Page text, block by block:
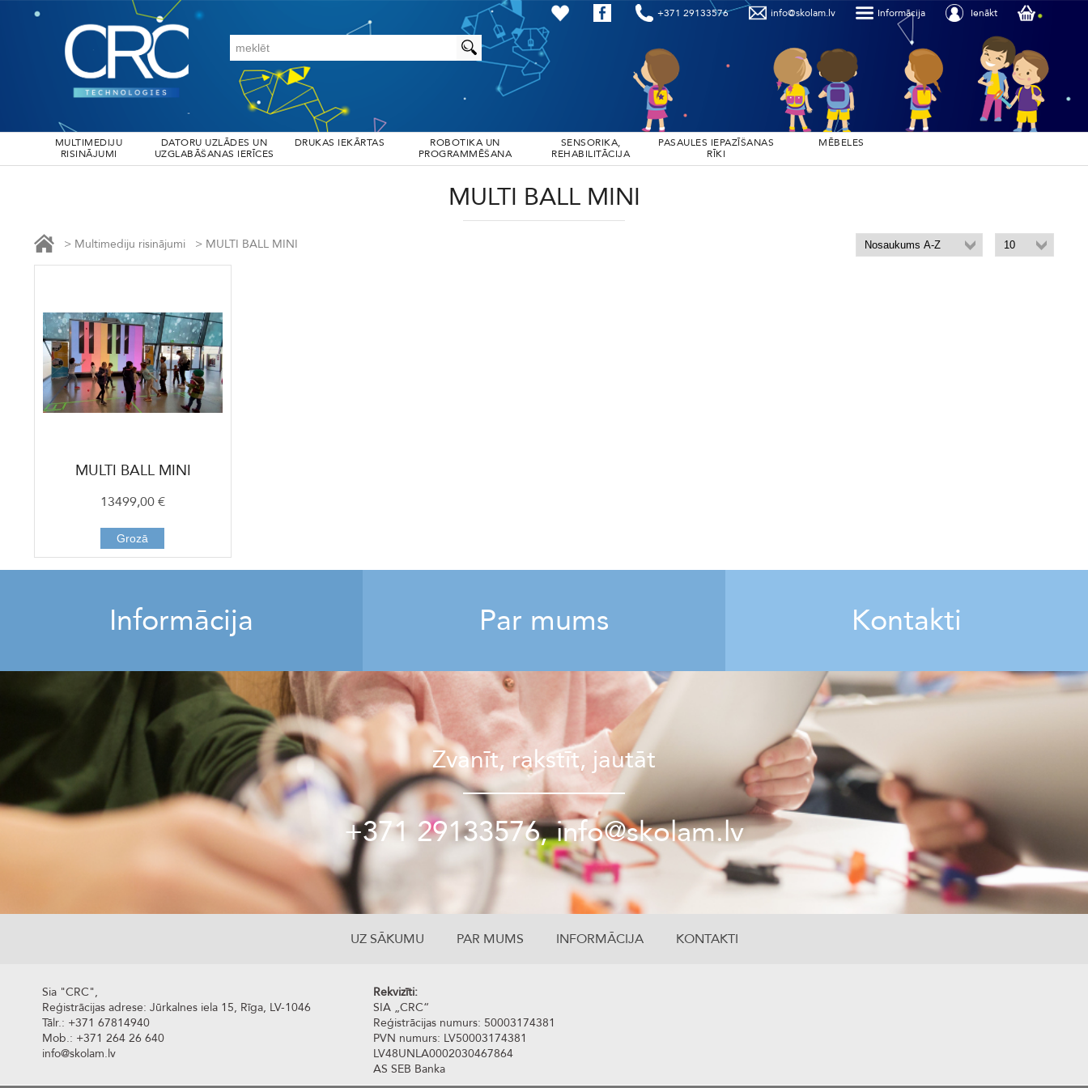
+371 29133576 info@skolam.lv Informācija Ienākt
MULTIMEDIJU
RISINĀJUMI
DATORU UZLĀDES UN
UZGLABĀŠANAS IERĪCES
DRUKAS IEKĀRTAS
ROBOTIKA UN
PROGRAMMĒŠANA
SENSORIKA,
REHABILITĀCIJA
PASAULES IEPAZĪŠANAS
RĪKI
MĒBELES
MULTI BALL MINI
> Multimediju risinājumi > MULTI BALL MINI
MULTI BALL MINI
13499,00 €
Grozā
Informācija Par mums Kontakti
Zvanīt, rakstīt, jautāt
+371 29133576, info@skolam.lv
UZ SĀKUMU PAR MUMS INFORMĀCIJA KONTAKTI
Sia "CRC",
Reģistrācijas adrese: Jūrkalnes iela 15, Rīga, LV-1046
Tālr.: +371 67814940
Mob.: +371 264 26 640
info@skolam.lv
Rekvizīti:
SIA „CRC“
Reģistrācijas numurs: 50003174381
PVN numurs: LV50003174381
LV48UNLA0002030467864
AS SEB Banka